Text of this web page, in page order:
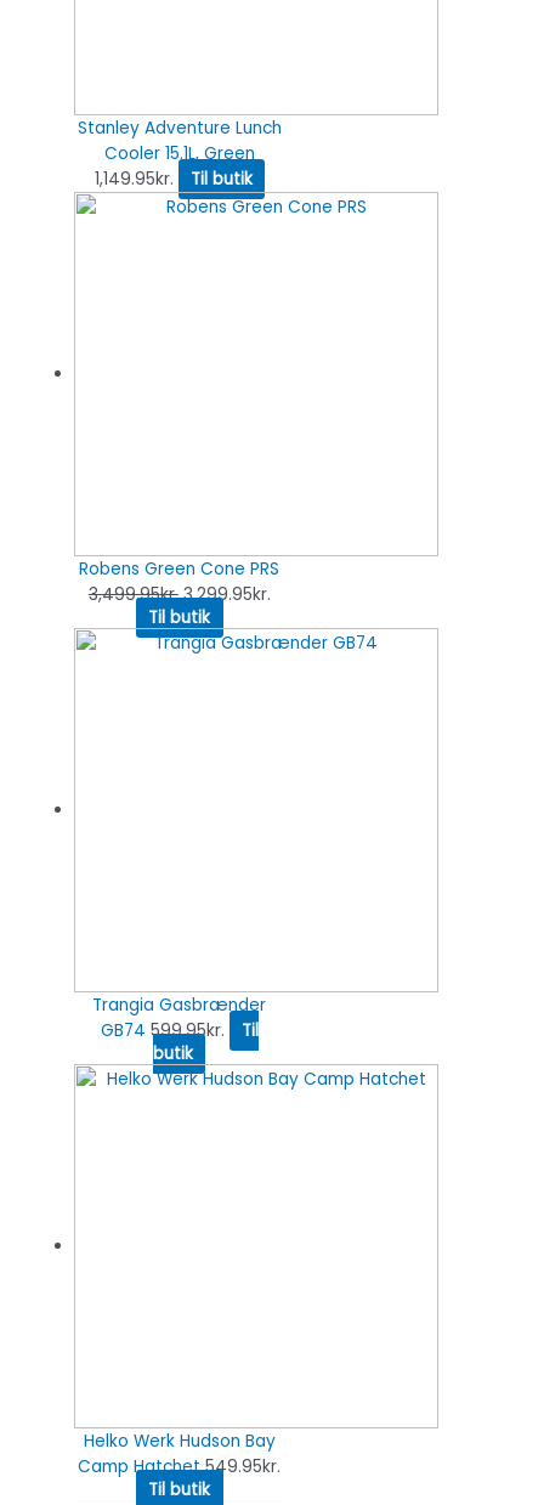
Stanley Adventure Lunch
Cooler 15.1L, Green
1,149.95kr. Til butik
Robens Green Cone PRS
3,499.95kr. 3,299.95kr.
Til butik
Trangia Gasbrænder
GB74 599.95kr.
Til
butik
Helko Werk Hudson Bay
Camp Hatchet 549.95kr.
Til butik